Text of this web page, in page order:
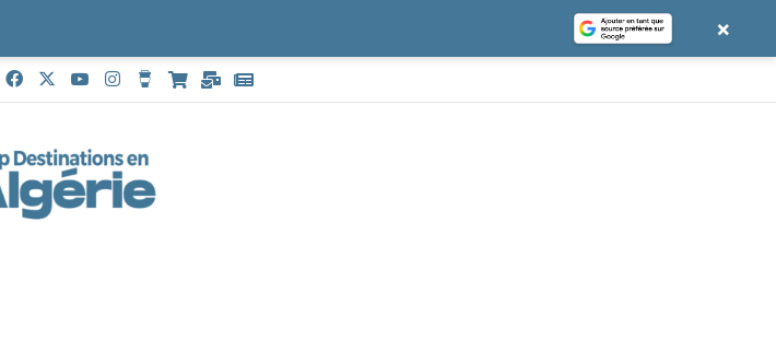
FacebookYouTubeInstagramBuy Me a Coffee
Boutique
MailGoogle News
×